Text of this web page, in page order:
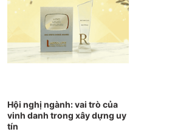
Hội nghị ngành: vai trò của
vinh danh trong xây dựng uy
tín